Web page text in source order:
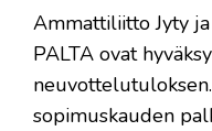
Ammattiliitto Jyty
PALTA ovat
sopimuskauden